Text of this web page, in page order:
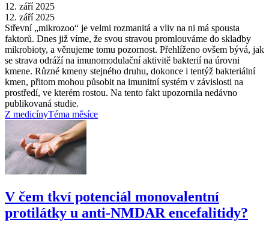
12. září 2025
12. září 2025
Střevní „mikrozoo“ je velmi rozmanitá a vliv na ni má spousta
faktorů. Dnes již víme, že svou stravou promlouváme do skladby
mikrobioty, a věnujeme tomu pozornost. Přehlíženo ovšem bývá, jak
se strava odráží na imunomodulační aktivitě bakterií na úrovni
kmene. Různé kmeny stejného druhu, dokonce i tentýž bakteriální
kmen, přitom mohou působit na imunitní systém v závislosti na
prostředí, ve kterém rostou. Na tento fakt upozornila nedávno
publikovaná studie.
Z medicínyTéma měsíce
V čem tkví potenciál monovalentní
protilátky u anti-NMDAR encefalitidy?